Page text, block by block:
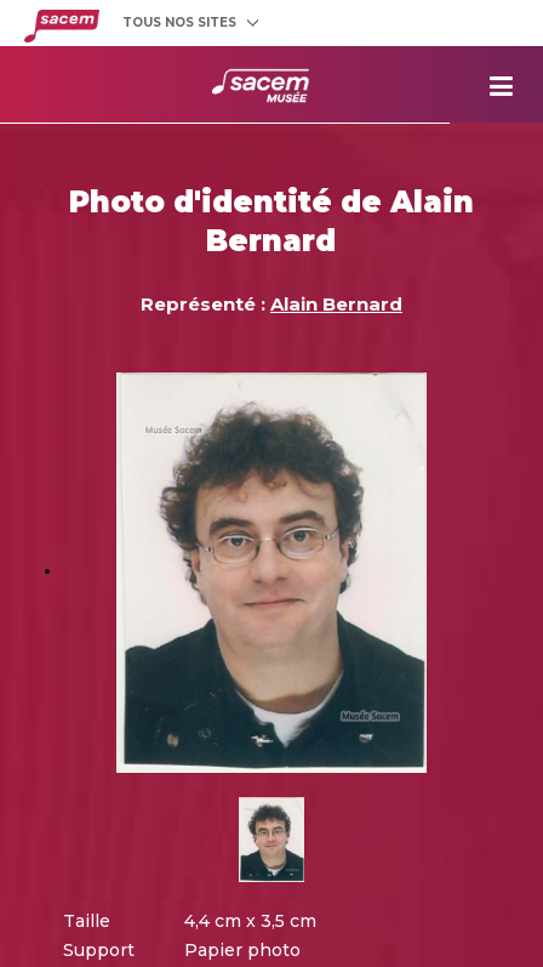
TOUS NOS SITES
Photo d'identité de Alain
Bernard
Représenté : Alain Bernard
Taille
4,4 cm x 3,5 cm
Support
Papier photo